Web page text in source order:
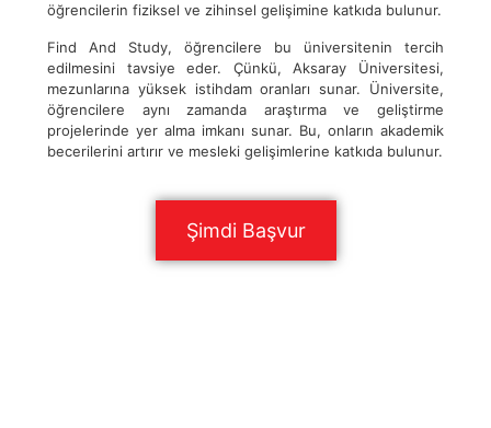
öğrencilerin fiziksel ve zihinsel gelişimine katkıda bulunur.
Find And Study, öğrencilere bu üniversitenin tercih
edilmesini tavsiye eder. Çünkü, Aksaray Üniversitesi,
mezunlarına yüksek istihdam oranları sunar. Üniversite,
öğrencilere aynı zamanda araştırma ve geliştirme
projelerinde yer alma imkanı sunar. Bu, onların akademik
becerilerini artırır ve mesleki gelişimlerine katkıda bulunur.
Şimdi Başvur